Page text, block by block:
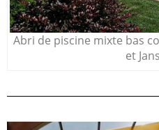
Abri de piscine mixte bas
et